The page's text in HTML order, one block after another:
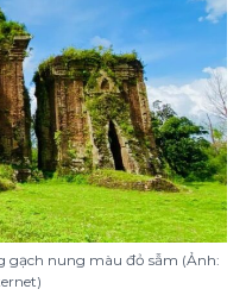
gạch nung màu đỏ sẫm (Ảnh: